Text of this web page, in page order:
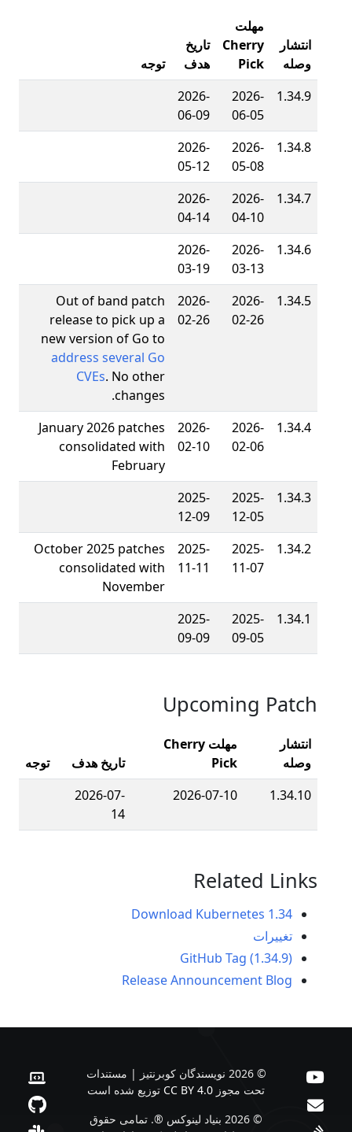
انتشار
وصله
مهلت
Cherry
Pick
تاریخ
هدف
توجه
1.34.9
2026-
06-05
2026-
06-09
1.34.8
2026-
05-08
2026-
05-12
1.34.7
2026-
04-10
2026-
04-14
1.34.6
2026-
03-13
2026-
03-19
1.34.5
2026-
02-26
2026-
02-26
Out of band patch
release to pick up a
new version of Go to
address several Go
CVEs. No other
changes.
1.34.4
2026-
02-06
2026-
02-10
January 2026 patches
consolidated with
February
1.34.3
2025-
12-05
2025-
12-09
1.34.2
2025-
11-07
2025-
11-11
October 2025 patches
consolidated with
November
1.34.1
2025-
09-05
2025-
09-09
Upcoming Patch
انتشار
وصله
مهلت Cherry
Pick
تاریخ هدف
توجه
1.34.10
2026-07-10
2026-07-
14
Related Links
Download Kubernetes 1.34
تغییرات
GitHub Tag (1.34.9)
Release Announcement Blog
© 2026 نویسندگان کوبرنتیز | مستندات
تحت مجوز CC BY 4.0 توزیع شده است
© 2026 بنیاد لینوکس ®. تمامی حقوق